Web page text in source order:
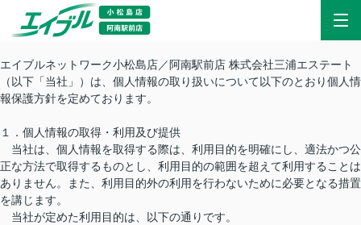
エイブルネットワーク小松島店／阿南駅前店 株式会社三浦エステート
（以下「当社」）は、個人情報の取り扱いについて以下のとおり個人情
報保護方針を定めております。
１．個人情報の取得・利用及び提供
当社は、個人情報を取得する際は、利用目的を明確にし、適法かつ公
正な方法で取得するものとし、利用目的の範囲を超えて利用することは
ありません。また、利用目的外の利用を行わないために必要となる措置
を講じます。
当社が定めた利用目的は、以下の通りです。